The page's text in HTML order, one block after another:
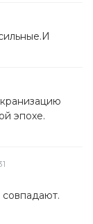
в горнее
задних
молочный
на васИ
эпохе.